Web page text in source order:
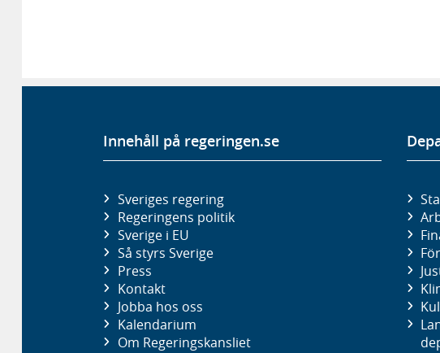
Innehåll på regeringen.se
Sveriges regering
Regeringens politik
Sverige i EU
Så styrs Sverige
Press
Kontakt
Jobba hos oss
Kalendarium
Om Regeringskansliet